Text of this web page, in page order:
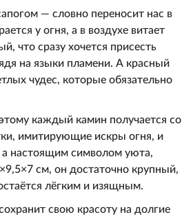
— словно переносит нас в
у огня, а в воздухе витает
что сразу хочется присесть
на языки пламени. А красный
чудес, которые обязательно
каждый камин получается со
имитирующие искры огня, и
а настоящим символом уюта,
см, он достаточно крупный,
лёгким и изящным.
свою красоту на долгие